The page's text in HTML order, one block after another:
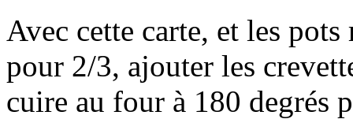
Avec cette carte, et les
pour 2/3, ajouter les
cuire au four à 180 degrés